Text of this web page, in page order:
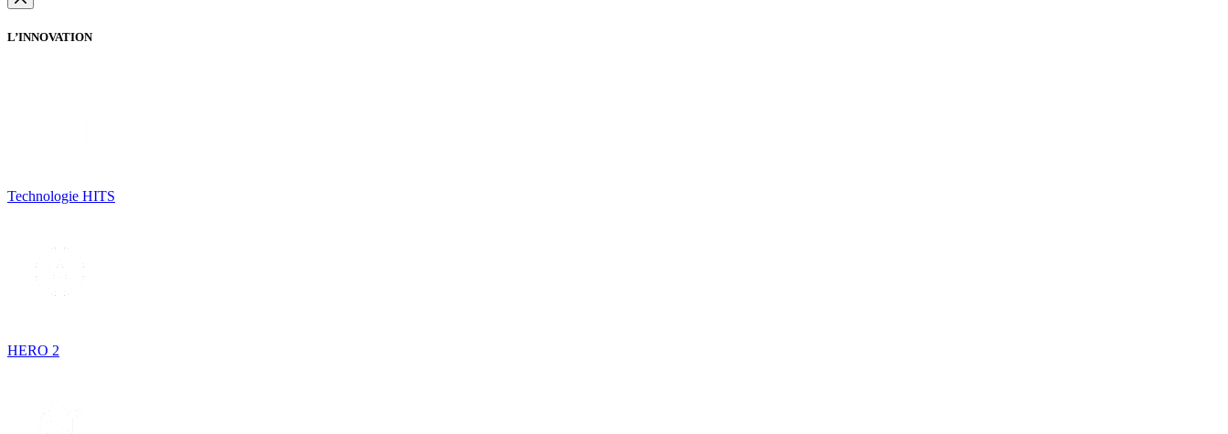
L’INNOVATION
Technologie HITS
HERO 2